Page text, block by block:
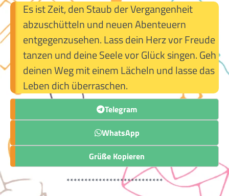
Es ist Zeit, den Staub der Vergangenheit
abzuschütteln und neuen Abenteuern
entgegenzusehen. Lass dein Herz vor Freude
tanzen und deine Seele vor Glück singen. Geh
deinen Weg mit einem Lächeln und lasse das
Leben dich überraschen.
Telegram
WhatsApp
Grüße Kopieren
***************************